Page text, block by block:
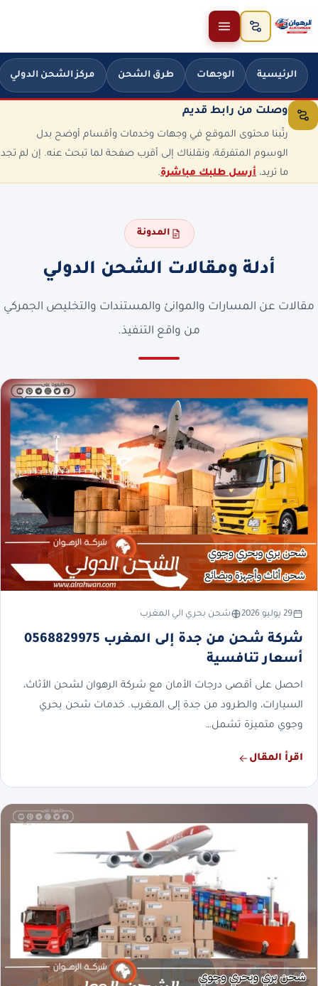
تخطَّ إلى المحتوى
الرئيسية الوجهات طرق الشحن مركز الشحن الدولي
وصلت من رابط قديم
رتّبنا محتوى الموقع في وجهات وخدمات وأقسام أوضح بدل
الوسوم المتفرقة، ونقلناك إلى أقرب صفحة لما تبحث عنه. إن لم تجد
ما تريد، أرسل طلبك مباشرة.
المدونة
أدلة ومقالات الشحن الدولي
مقالات عن المسارات والموانئ والمستندات والتخليص الجمركي
من واقع التنفيذ.
29 يوليو 2026 شحن بحري الي المغرب
شركة شحن من جدة إلى المغرب 0568829975
أسعار تنافسية
احصل على أقصى درجات الأمان مع شركة الرهوان لشحن الأثاث،
السيارات، والطرود من جدة إلى المغرب. خدمات شحن بحري
وجوي متميزة تشمل…
اقرأ المقال